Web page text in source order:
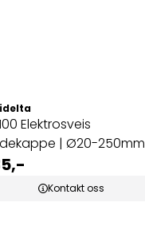
Elektrosveis
| Ø20-250mm
Kontakt oss